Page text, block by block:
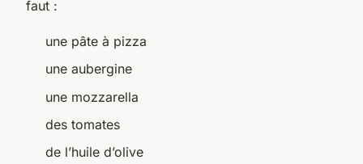
faut :
une pâte à pizza
une aubergine
une mozzarella
des tomates
de l’huile d’olive